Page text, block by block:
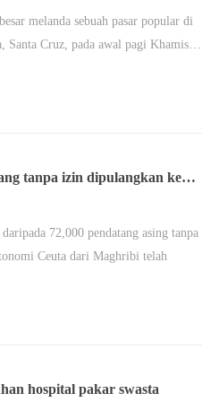
melanda sebuah pasar popular di
Santa Cruz, pada awal pagi Khamis…
tanpa izin dipulangkan ke
72,000 pendatang asing tanpa
Ceuta dari Maghribi telah
hospital pakar swasta